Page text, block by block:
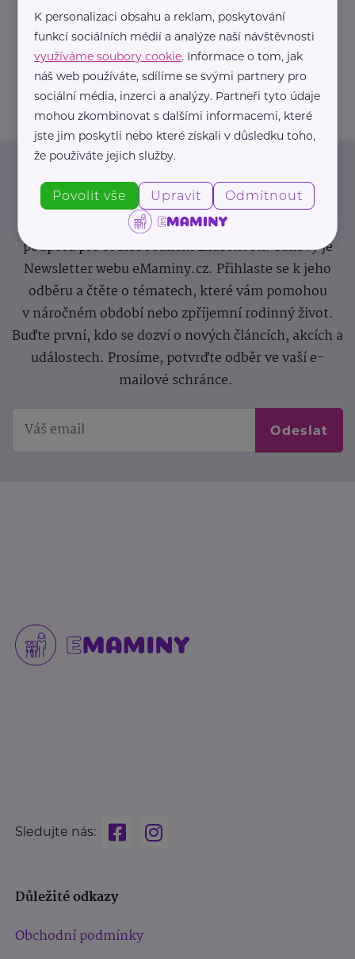
https://hartmanndirect.com/cs-cz
+420 800 100 150
info@hartmanndirect.cz
Newsletter
Pravidelný přísun novinek, inspirace na každý den,
podpora pro rodiče i sdílení zkušeností. Takový je
Newsletter webu eMaminy.cz. Přihlaste se k jeho
odběru a čtěte o tématech, které vám pomohou
v náročném období nebo zpříjemní rodinný život.
Buďte první, kdo se dozví o nových článcích, akcích a
událostech. Prosíme, potvrďte odběr ve vaší e-
mailové schránce.
Odeslat
Sledujte nás:
Důležité odkazy
Obchodní podmínky
K personalizaci obsahu a reklam, poskytování
funkcí sociálních médií a analýze naší návštěvnosti
využíváme soubory cookie. Informace o tom, jak
náš web používáte, sdílíme se svými partnery pro
sociální média, inzerci a analýzy. Partneři tyto údaje
mohou zkombinovat s dalšími informacemi, které
jste jim poskytli nebo které získali v důsledku toho,
že používáte jejich služby.
Povolit vše Upravit Odmítnout